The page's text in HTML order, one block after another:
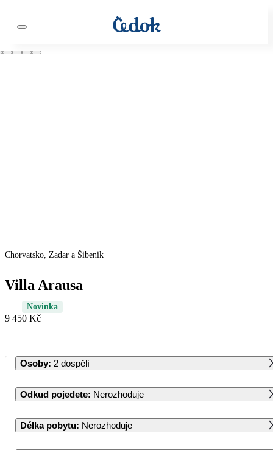
Chorvatsko, Zadar a Šibenik
Villa Arausa
Novinka
9 450 Kč
Osoby: 2 dospělí
Odkud pojedete: Nerozhoduje
Délka pobytu: Nerozhoduje